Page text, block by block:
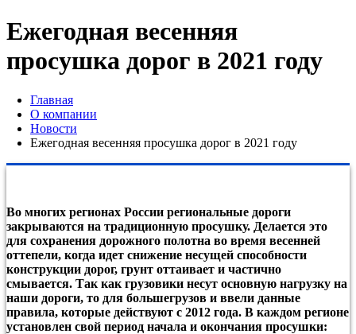
Ежегодная весенняя
просушка дорог в 2021 году
Главная
О компании
Новости
Ежегодная весенняя просушка дорог в 2021 году
Во многих регионах России региональные дороги
закрываются на традиционную просушку. Делается это
для сохранения дорожного полотна во время весенней
оттепели, когда идет снижение несущей способности
конструкции дорог, грунт оттаивает и частично
смывается. Так как грузовики несут основную нагрузку на
наши дороги, то для большегрузов и ввели данные
правила, которые действуют с 2012 года. В каждом регионе
установлен свой период начала и окончания просушки: